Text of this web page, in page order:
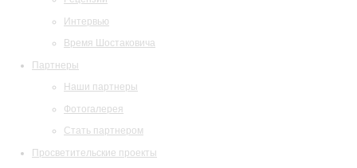
Интервью
Время Шостаковича
Партнеры
Наши партнеры
Фотогалерея
Стать партнером
Просветительские проекты